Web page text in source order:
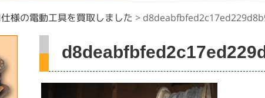
様の電動工具を買取しました >